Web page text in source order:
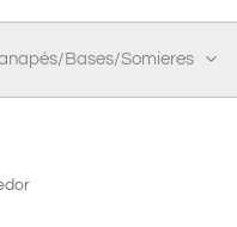
Bases/Somieres